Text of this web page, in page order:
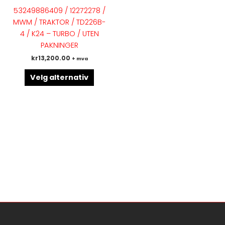
53249886409 / 12272278 /
MWM / TRAKTOR / TD226B-
4 / K24 – TURBO / UTEN
PAKNINGER
kr13,200.00 + mva
Velg alternativ
flere
varianter.
Alternativene
kan